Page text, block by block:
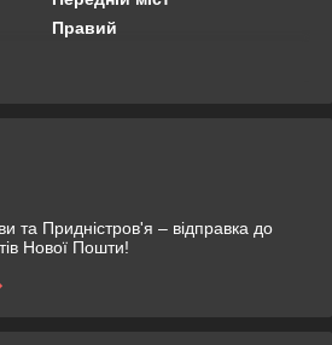
Правий
та Придністров'я – відправка до
Нової Пошти!